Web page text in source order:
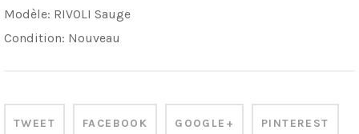
Modèle: RIVOLI Sauge
Condition: Nouveau
TWEET FACEBOOK GOOGLE+ PINTEREST